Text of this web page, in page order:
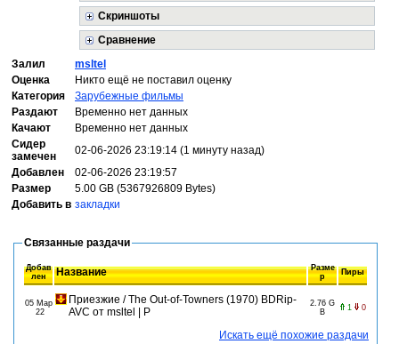
Скриншоты
Сравнение
Залил
msltel
Оценка
Никто ещё не поставил оценку
Категория
Зарубежные фильмы
Раздают
Временно нет данных
Качают
Временно нет данных
Сидер
замечен
02-06-2026 23:19:14 (1 минуту назад)
Добавлен
02-06-2026 23:19:57
Размер
5.00 GB (5367926809 Bytes)
Добавить в закладки
Связанные раздачи
Добав
лен
Название
Разме
р
Пиры
05 Мар
22
Приезжие / The Out-of-Towners (1970) BDRip-
AVC от msltel | P
2.76 G
B
1 0
Искать ещё похожие раздачи